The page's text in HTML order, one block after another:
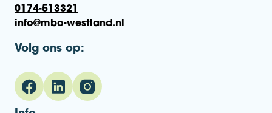
0174-513321
info@mbo-westland.nl
Volg ons op: